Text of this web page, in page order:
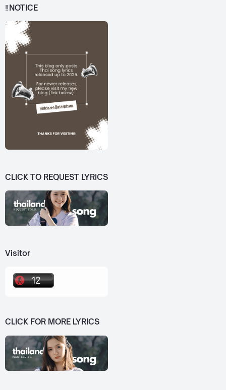
‼️NOTICE
CLICK TO REQUEST LYRICS
Visitor
CLICK FOR MORE LYRICS